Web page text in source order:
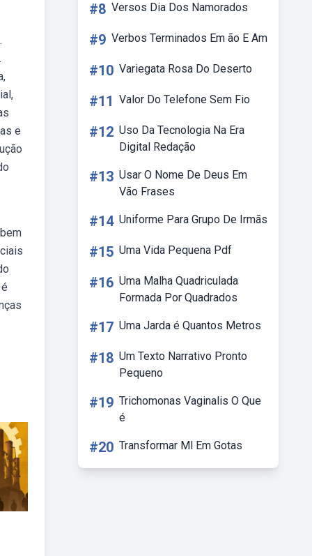
e
#8 Versos Dia Dos Namorados
#9 Verbos Terminados Em ão E Am
#10 Variegata Rosa Do Deserto
#11 Valor Do Telefone Sem Fio
#12 Uso Da Tecnologia Na Era
Digital Redação
#13 Usar O Nome De Deus Em
Vão Frases
#14 Uniforme Para Grupo De Irmãs
#15 Uma Vida Pequena Pdf
#16 Uma Malha Quadriculada
Formada Por Quadrados
#17 Uma Jarda é Quantos Metros
#18 Um Texto Narrativo Pronto
Pequeno
#19 Trichomonas Vaginalis O Que
é
#20 Transformar Ml Em Gotas